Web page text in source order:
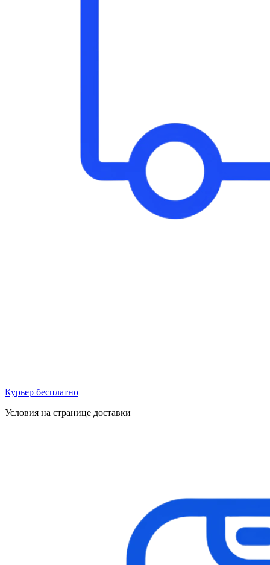
Курьер бесплатно
Условия на странице доставки